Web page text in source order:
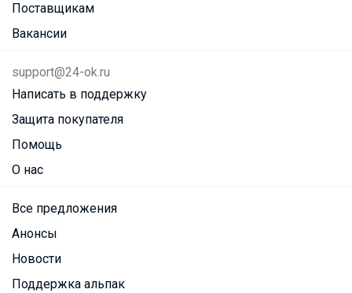
Поставщикам
Вакансии
support@24-ok.ru
Написать в поддержку
Защита покупателя
Помощь
О нас
Все предложения
Анонсы
Новости
Поддержка альпак